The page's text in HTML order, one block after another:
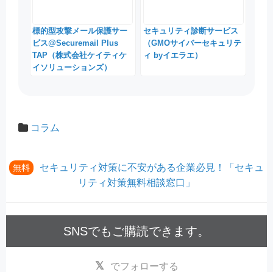
標的型攻撃メール保護サー
ビス@Securemail Plus
TAP（株式会社ケイティケ
イソリューションズ）
セキュリティ診断サービス
（GMOサイバーセキュリテ
ィ byイエラエ）
コラム
無料
セキュリティ対策に不安がある企業必見！「セキュ
リティ対策無料相談窓口」
SNSでもご購読できます。
でフォローする